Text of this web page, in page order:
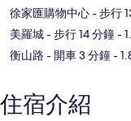
徐家匯購物中心- 步行
美羅城- 步行 14 分鐘-
衡山路 - 開車 3 分鐘-
住宿介紹